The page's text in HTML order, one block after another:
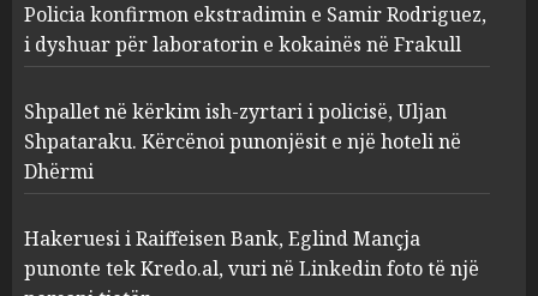
2
i policisë, Uljan Shpataraku.
Kërcënoi punonjësit e një
hoteli në Dhërmi
Eglind Mançja punonte tek
Kredo.al, vuri në Linkedin
foto të një personi tjetër
AUGUST 7, 2026
Policia konfirmon ekstradimin e Samir Rodriguez,
i dyshuar për laboratorin e kokainës në Frakull
Shpallet në kërkim ish-zyrtari i policisë, Uljan
Shpataraku. Kërcënoi punonjësit e një hoteli në
Dhërmi
Hakeruesi i Raiffeisen Bank, Eglind Mançja
punonte tek Kredo.al, vuri në Linkedin foto të një